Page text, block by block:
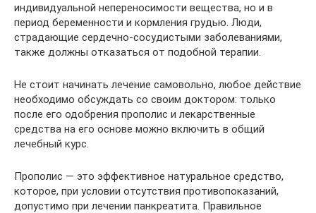
индивидуальной непереносимости вещества, но и в
период беременности и кормления грудью. Люди,
страдающие сердечно-сосудистыми заболеваниями,
также должны отказаться от подобной терапии.
Не стоит начинать лечение самовольно, любое действие
необходимо обсуждать со своим доктором: только
после его одобрения прополис и лекарственные
средства на его основе можно включить в общий
лечебный курс.
Прополис — это эффективное натуральное средство,
которое, при условии отсутствия противопоказаний,
допустимо при лечении панкреатита. Правильное